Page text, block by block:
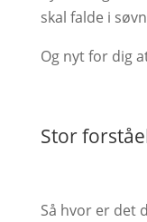
skal falde i
Og nyt for dig
Stor
Så hvor er det